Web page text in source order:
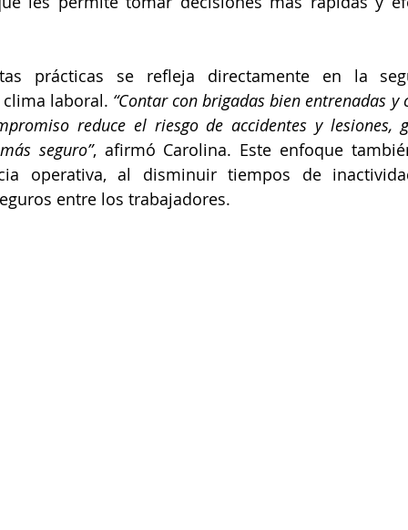
prácticas se refleja directamente en la
laboral. “Contar con brigadas bien entrenadas y
reduce el riesgo de accidentes y lesiones,
seguro”, afirmó Carolina. Este enfoque
operativa, al disminuir tiempos de
entre los trabajadores.